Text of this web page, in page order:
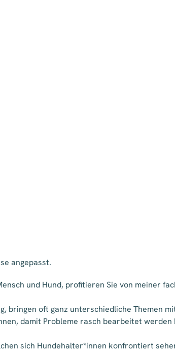
angepasst.
und Hund, profitieren Sie von meiner
oft ganz unterschiedliche Themen
damit Probleme rasch bearbeitet
sich Hundehalter*innen konfrontiert